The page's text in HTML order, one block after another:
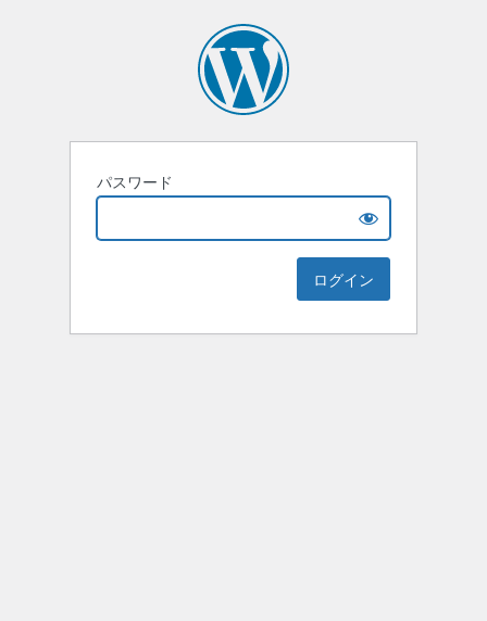
パスワード